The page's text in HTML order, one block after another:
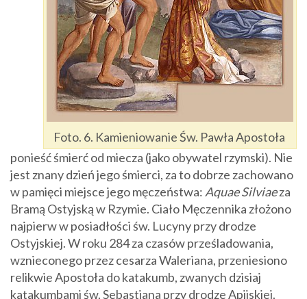
Foto. 6. Kamieniowanie Św. Pawła Apostoła
ponieść śmierć od miecza (jako obywatel rzymski). Nie
jest znany dzień jego śmierci, za to dobrze zachowano
w pamięci miejsce jego męczeństwa: Aquae Silviaeza
Bramą Ostyjską w Rzymie. Ciało Męczennika złożono
najpierw w posiadłości św. Lucyny przy drodze
Ostyjskiej. W roku 284 za czasów prześladowania,
wznieconego przez cesarza Waleriana, przeniesiono
relikwie Apostoła do katakumb, zwanych dzisiaj
katakumbami św. Sebastiana przy drodze Apijskiej.